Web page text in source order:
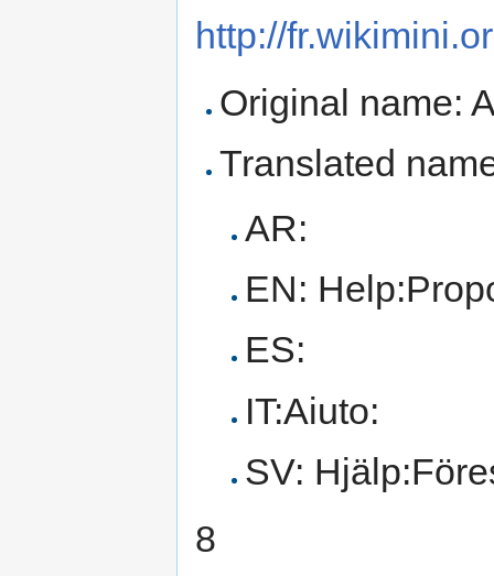
http://
Original name:
Translated
AR:
EN:
ES:
IT:Aiuto:
SV:
8